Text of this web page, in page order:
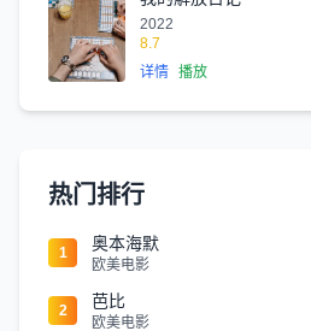
2022
8.7
详情 播放
热门排行
1 奥本海默
欧美电影
2 芭比
欧美电影